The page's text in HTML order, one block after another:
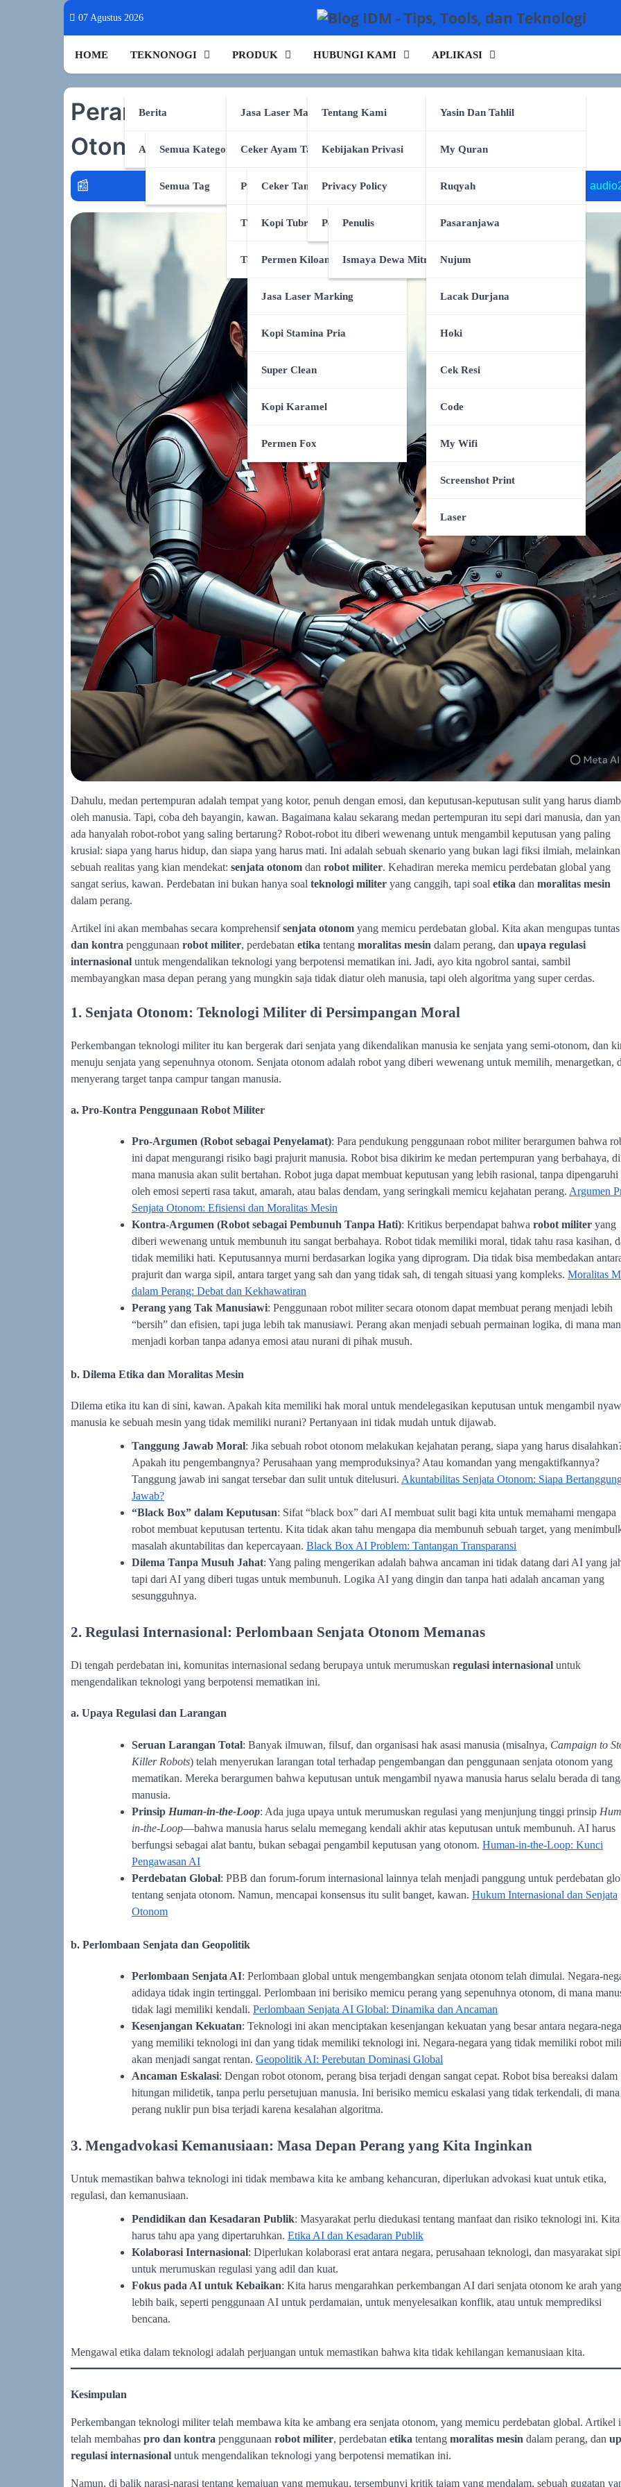
07 Agustus 2026
HOME TEKNONOGI
Berita
AI & Sains
Semua Kategori
Semua Tag
PRODUK
Jasa Laser Marking
Ceker Ayam Tanpa Tulang
Produk Shopee
Ceker Tanpa Tulang
Kopi Tubruk
Permen Kiloan
Jasa Laser Marking
Kopi Stamina Pria
Super Clean
Kopi Karamel
Permen Fox
TikTok Shop
Tokopedia
HUBUNGI KAMI
Tentang Kami
Kebijakan Privasi
Privacy Policy
Persyaratan Layanan
Penulis
Ismaya Dewa Mitra
APLIKASI
Yasin Dan Tahlil
My Quran
Ruqyah
Pasaranjawa
Nujum
Lacak Durjana
Hoki
Cek Resi
Code
My Wifi
Screenshot Print
Laser
Perang Robot Militer: Etika & Regulasi Senjata
Otonom
disclosure genai policy graph token per watt audio2face
Dahulu, medan pertempuran adalah tempat yang kotor, penuh dengan emosi, dan keputusan-keputusan sulit yang harus
oleh manusia. Tapi, coba deh bayangin, kawan. Bagaimana kalau sekarang medan pertempuran itu sepi dari manusia, dan
ada hanyalah robot-robot yang saling bertarung? Robot-robot itu diberi wewenang untuk mengambil keputusan yang paling
krusial: siapa yang harus hidup, dan siapa yang harus mati. Ini adalah sebuah skenario yang bukan lagi fiksi ilmiah, melainkan
sebuah realitas yang kian mendekat: senjata otonom dan robot militer. Kehadiran mereka memicu perdebatan global yang
sangat serius, kawan. Perdebatan ini bukan hanya soal teknologi militer yang canggih, tapi soal etika dan moralitas mesin
dalam perang.
Artikel ini akan membahas secara komprehensifsenjata otonom yang memicu perdebatan global. Kita akan mengupas tuntas
dan kontra penggunaan robot militer, perdebatan etika tentang moralitas mesin dalam perang, dan upaya regulasi
internasional untuk mengendalikan teknologi yang berpotensi mematikan ini. Jadi, ayo kita ngobrol santai, sambil
membayangkan masa depan perang yang mungkin saja tidak diatur oleh manusia, tapi oleh algoritma yang super cerdas.
1. Senjata Otonom: Teknologi Militer di Persimpangan Moral
Perkembangan teknologi militer itu kan bergerak dari senjata yang dikendalikan manusia ke senjata yang semi-otonom, dan
menuju senjata yang sepenuhnya otonom. Senjata otonom adalah robot yang diberi wewenang untuk memilih, menargetkan,
menyerang target tanpa campur tangan manusia.
a. Pro-Kontra Penggunaan Robot Militer
Pro-Argumen (Robot sebagai Penyelamat): Para pendukung penggunaan robot militer berargumen bahwa
ini dapat mengurangi risiko bagi prajurit manusia. Robot bisa dikirim ke medan pertempuran yang berbahaya, di
mana manusia akan sulit bertahan. Robot juga dapat membuat keputusan yang lebih rasional, tanpa dipengaruhi
oleh emosi seperti rasa takut, amarah, atau balas dendam, yang seringkali memicu kejahatan perang. Argumen
Senjata Otonom: Efisiensi dan Moralitas Mesin
Kontra-Argumen (Robot sebagai Pembunuh Tanpa Hati): Kritikus berpendapat bahwa robot militer yang
diberi wewenang untuk membunuh itu sangat berbahaya. Robot tidak memiliki moral, tidak tahu rasa kasihan,
tidak memiliki hati. Keputusannya murni berdasarkan logika yang diprogram. Dia tidak bisa membedakan
prajurit dan warga sipil, antara target yang sah dan yang tidak sah, di tengah situasi yang kompleks. Moralitas
dalam Perang: Debat dan Kekhawatiran
Perang yang Tak Manusiawi: Penggunaan robot militer secara otonom dapat membuat perang menjadi lebih
“bersih” dan efisien, tapi juga lebih tak manusiawi. Perang akan menjadi sebuah permainan logika, di mana
menjadi korban tanpa adanya emosi atau nurani di pihak musuh.
b. Dilema Etika dan Moralitas Mesin
Dilema etika itu kan di sini, kawan. Apakah kita memiliki hak moral untuk mendelegasikan keputusan untuk mengambil
manusia ke sebuah mesin yang tidak memiliki nurani? Pertanyaan ini tidak mudah untuk dijawab.
Tanggung Jawab Moral: Jika sebuah robot otonom melakukan kejahatan perang, siapa yang harus
Apakah itu pengembangnya? Perusahaan yang memproduksinya? Atau komandan yang mengaktifkannya?
Tanggung jawab ini sangat tersebar dan sulit untuk ditelusuri. Akuntabilitas Senjata Otonom: Siapa
Jawab?
“Black Box” dalam Keputusan: Sifat “black box” dari AI membuat sulit bagi kita untuk memahami mengapa
robot membuat keputusan tertentu. Kita tidak akan tahu mengapa dia membunuh sebuah target, yang
masalah akuntabilitas dan kepercayaan. Black Box AI Problem: Tantangan Transparansi
Dilema Tanpa Musuh Jahat: Yang paling mengerikan adalah bahwa ancaman ini tidak datang dari AI yang
tapi dari AI yang diberi tugas untuk membunuh. Logika AI yang dingin dan tanpa hati adalah ancaman yang
sesungguhnya.
2. Regulasi Internasional: Perlombaan Senjata Otonom Memanas
Di tengah perdebatan ini, komunitas internasional sedang berupaya untuk merumuskan regulasi internasional untuk
mengendalikan teknologi yang berpotensi mematikan ini.
a. Upaya Regulasi dan Larangan
Seruan Larangan Total: Banyak ilmuwan, filsuf, dan organisasi hak asasi manusia (misalnya, Campaign to
Killer Robots) telah menyerukan larangan total terhadap pengembangan dan penggunaan senjata otonom yang
mematikan. Mereka berargumen bahwa keputusan untuk mengambil nyawa manusia harus selalu berada di
manusia.
Prinsip Human-in-the-Loop: Ada juga upaya untuk merumuskan regulasi yang menjunjung tinggi prinsip
in-the-Loop—bahwa manusia harus selalu memegang kendali akhir atas keputusan untuk membunuh. AI harus
berfungsi sebagai alat bantu, bukan sebagai pengambil keputusan yang otonom. Human-in-the-Loop: Kunci
Pengawasan AI
Perdebatan Global: PBB dan forum-forum internasional lainnya telah menjadi panggung untuk perdebatan
tentang senjata otonom. Namun, mencapai konsensus itu sulit banget, kawan. Hukum Internasional dan Senjata
Otonom
b. Perlombaan Senjata dan Geopolitik
Perlombaan Senjata AI: Perlombaan global untuk mengembangkan senjata otonom telah dimulai. Negara-
adidaya tidak ingin tertinggal. Perlombaan ini berisiko memicu perang yang sepenuhnya otonom, di mana
tidak lagi memiliki kendali. Perlombaan Senjata AI Global: Dinamika dan Ancaman
Kesenjangan Kekuatan: Teknologi ini akan menciptakan kesenjangan kekuatan yang besar antara negara-
yang memiliki teknologi ini dan yang tidak memiliki teknologi ini. Negara-negara yang tidak memiliki robot
akan menjadi sangat rentan. Geopolitik AI: Perebutan Dominasi Global
Ancaman Eskalasi: Dengan robot otonom, perang bisa terjadi dengan sangat cepat. Robot bisa bereaksi dalam
hitungan milidetik, tanpa perlu persetujuan manusia. Ini berisiko memicu eskalasi yang tidak terkendali, di mana
perang nuklir pun bisa terjadi karena kesalahan algoritma.
3. Mengadvokasi Kemanusiaan: Masa Depan Perang yang Kita Inginkan
Untuk memastikan bahwa teknologi ini tidak membawa kita ke ambang kehancuran, diperlukan advokasi kuat untuk etika,
regulasi, dan kemanusiaan.
Pendidikan dan Kesadaran Publik: Masyarakat perlu diedukasi tentang manfaat dan risiko teknologi ini. Kita
harus tahu apa yang dipertaruhkan. Etika AI dan Kesadaran Publik
Kolaborasi Internasional: Diperlukan kolaborasi erat antara negara, perusahaan teknologi, dan masyarakat
untuk merumuskan regulasi yang adil dan kuat.
Fokus pada AI untuk Kebaikan: Kita harus mengarahkan perkembangan AI dari senjata otonom ke arah yang
lebih baik, seperti penggunaan AI untuk perdamaian, untuk menyelesaikan konflik, atau untuk memprediksi
bencana.
Mengawal etika dalam teknologi adalah perjuangan untuk memastikan bahwa kita tidak kehilangan kemanusiaan kita.
Kesimpulan
Perkembangan teknologi militer telah membawa kita ke ambang era senjata otonom, yang memicu perdebatan global. Artikel
telah membahas pro dan kontra penggunaan robot militer, perdebatan etika tentang moralitas mesin dalam perang, dan
regulasi internasional untuk mengendalikan teknologi yang berpotensi mematikan ini.
Namun, di balik narasi-narasi tentang kemajuan yang memukau, tersembunyi kritik tajam yang mendalam, sebuah gugatan